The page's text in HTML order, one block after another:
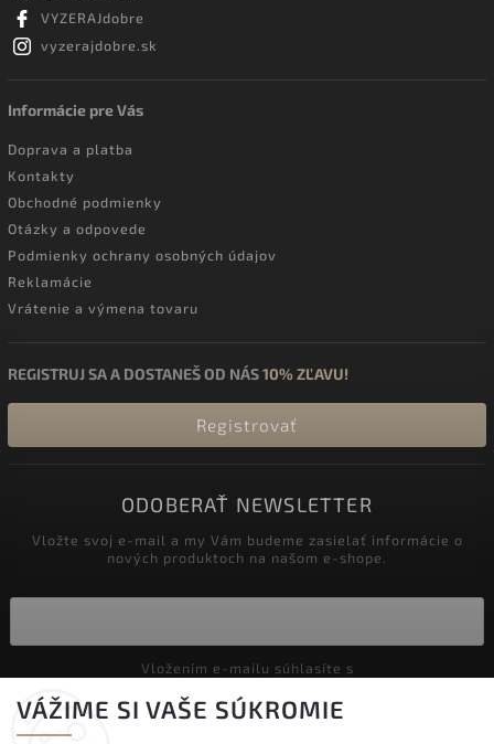
VÁŽIME SI VAŠE SÚKROMIE
VYZERAJdobre
vyzerajdobre.sk
Informácie pre Vás
Doprava a platba
Kontakty
Obchodné podmienky
Otázky a odpovede
Podmienky ochrany osobných údajov
Reklamácie
Vrátenie a výmena tovaru
REGISTRUJ SA A DOSTANEŠ OD NÁS10% ZĽAVU!
Registrovať
ODOBERAŤ NEWSLETTER
Vložte svoj e-mail a my Vám budeme zasielať informácie o
nových produktoch na našom e-shope.